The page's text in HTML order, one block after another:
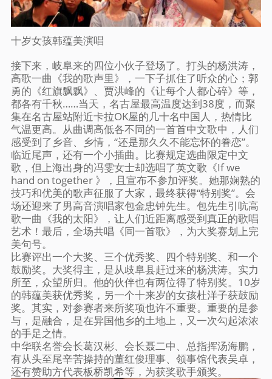
十岁女孩韩蕴美演唱
接下来，岐阜来的四位小伙子登场了。打头的杨洪涛，
高歌一曲《我的歌声里》，一下子抓住了听众的心；郭
勇的《红旗飘飘》、贾洪峰的《让每个人都心碎》等，
都各有千秋……当天，名古屋最高温度达到38度，而聚
集在名古屋站附近卡拉OK屋的几十名中国人，热情比
气温更高。从曲调高低各不同的一首首中文歌中，人们
感受到了乡音、乡情，“还是那久久不能忘怀的眷恋”。
临近尾声，还有一个小插曲。比赛规定选曲限定中文
歌，但上海出身的冯雯女士却选唱了英文歌《If we
hand on together 》，且宣布不参加评奖。她那娴熟的
技巧和优美的歌声征服了大家，最终获得“特别奖”。会
场还迎来了男高音演唱家包金忠钟先生。包先生引吭高
歌一曲《我的太阳》，让人们近距离感受到真正的歌唱
艺术！最后，全场共唱《同一首歌》，为大奖赛划上完
美句号。
比赛评出一个大奖、三个优秀奖、四个特别奖、和一个
鼓励奖。大奖得主，是从歧阜县赶过来的杨洪涛。实力
所至，众望所归。他的伙伴也有两位得了特别奖。10岁
的韩蕴美获优秀奖，另一个十来岁的女孩杜洋子获鼓励
奖。其实，对参赛者来所奖项也许不重要。重要的是参
与，是融合，是在异国他乡的土地上，又一次勾起浓浓
的手足之情。
中华联名誉会长葛汉彬、会长聂二中、总指挥汤海鹏，
有从头至尾辛苦操持的董红俊理事、领事馆代表吴卓，
还有赞助方代表板桥凯希等，为获奖歌手颁奖。